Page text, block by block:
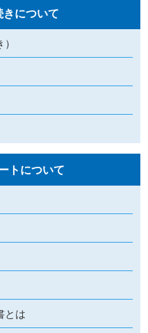
について
トについて
とは